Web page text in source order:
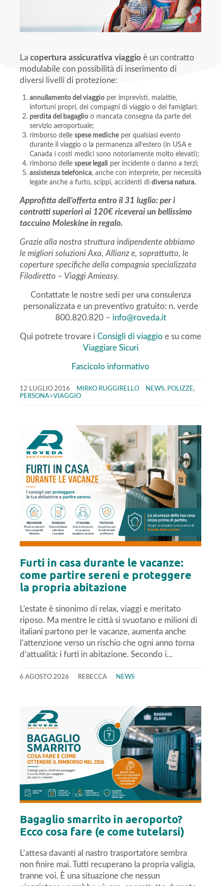
La copertura assicurativa viaggio è un contratto
modulabile con possibilità di inserimento di
diversi livelli di protezione:
annullamento del viaggio per imprevisti, malattie,
infortuni propri, dei compagni di viaggio o dei famigliari;
perdita del bagaglio o mancata consegna da parte del
servizio aeroportuale;
rimborso delle spese mediche per qualsiasi evento
durante il viaggio o la permanenza all’estero (in USA e
Canada i costi medici sono notoriamente molto elevati);
rimborso delle spese legali per incidente o danno a terzi;
assistenza telefonica, anche con interprete, per necessità
legate anche a furto, scippi, accidenti di diversa natura.
Approfitta dell’offerta entro il 31 luglio: per i
contratti superiori ai 120€ riceverai un bellissimo
taccuino Moleskine in regalo.
Grazie alla nostra struttura indipendente abbiamo
le migliori soluzioni Axa, Allianz e, soprattutto, le
coperture specifiche della compagnia specializzata
Filodiretto – Viaggi Amieasy.
Contattate le nostre sedi per una consulenza
personalizzata e un preventivo gratuito: n. verde
800.820.820 – info@roveda.it
Qui potrete trovare i Consigli di viaggio e su come
Viaggiare Sicuri
Fascicolo informativo
12 LUGLIO 2016 MIRKO RUGGIRELLO NEWS, POLIZZE ,
PERSONA>VIAGGIO
Furti in casa durante le vacanze:
come partire sereni e proteggere
la propria abitazione
L’estate è sinonimo di relax, viaggi e meritato
riposo. Ma mentre le città si svuotano e milioni di
italiani partono per le vacanze, aumenta anche
l’attenzione verso un rischio che ogni anno torna
d’attualità: i furti in abitazione. Secondo i...
6 AGOSTO 2026 REBECCA NEWS
Bagaglio smarrito in aeroporto?
Ecco cosa fare (e come tutelarsi)
L’attesa davanti al nastro trasportatore sembra
non finire mai. Tutti recuperano la propria valigia,
tranne voi. È una situazione che nessun